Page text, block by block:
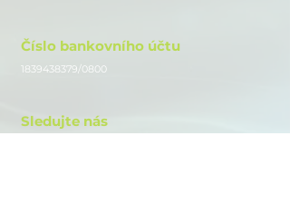
Číslo bankovního účtu
1839438379/0800
Sledujte nás